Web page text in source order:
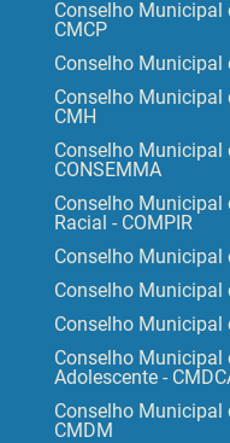
Conselho Municipal
CMCP
Conselho Municipal
Conselho Municipal
CMH
Conselho Municipal
CONSEMMA
Conselho Municipal
Racial - COMPIR
Conselho Municipal
Conselho Municipal
Conselho Municipal
Conselho Municipal
Adolescente -
Conselho Municipal
CMDM